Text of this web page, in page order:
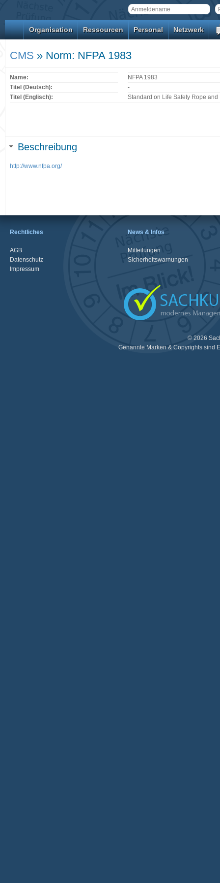
Organisation Ressourcen Personal Netzwerk
CMS » Norm: NFPA 1983
Name:
NFPA 1983
Titel (Deutsch):
-
Titel (Englisch):
Standard on Life Safety Rope
Beschreibung
http://www.nfpa.org/
Rechtliches
AGB
Datenschutz
Impressum
News & Infos
Mitteilungen
Sicherheitswarnungen
© 2026
Genannte Marken & Copyrights sind